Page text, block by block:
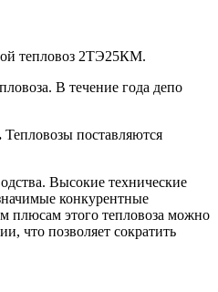
тепловоз 2ТЭ25КМ.
В течение года депо
Тепловозы поставляются
Высокие технические
конкурентные
плюсам этого тепловоза можно
что позволяет сократить